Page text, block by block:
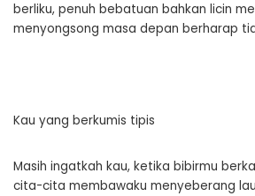
berliku, penuh bebatuan bahkan licin
menyongsong masa depan berharap
Kau yang berkumis tipis
Masih ingatkah kau, ketika bibirmu
cita-cita membawaku menyeberang